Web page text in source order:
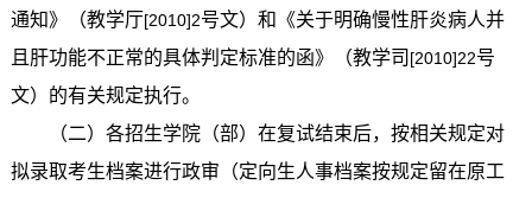
通知》（教学厅[2010]2号文）和《关于明确慢性肝炎病人并
且肝功能不正常的具体判定标准的函》（教学司 [2010]22号
文）的有关规定执行。
（二）各招生学院（部）在复试结束后，按相关规定对
拟录取考生档案进行政审（定向生人事档案按规定留在原工